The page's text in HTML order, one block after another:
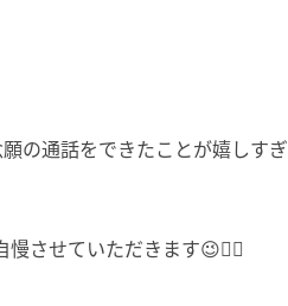
の通話をできたことが嬉しすぎ
させていただきます😉👍🏻